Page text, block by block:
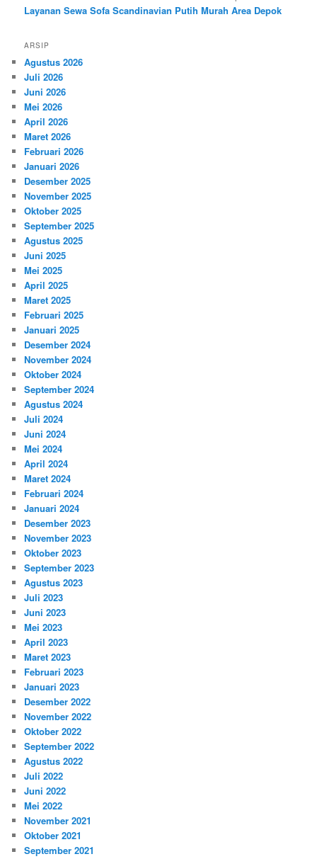
Layanan Sewa Sofa Scandinavian Putih Murah Area Depok
ARSIP
Agustus 2026
Juli 2026
Juni 2026
Mei 2026
April 2026
Maret 2026
Februari 2026
Januari 2026
Desember 2025
November 2025
Oktober 2025
September 2025
Agustus 2025
Juni 2025
Mei 2025
April 2025
Maret 2025
Februari 2025
Januari 2025
Desember 2024
November 2024
Oktober 2024
September 2024
Agustus 2024
Juli 2024
Juni 2024
Mei 2024
April 2024
Maret 2024
Februari 2024
Januari 2024
Desember 2023
November 2023
Oktober 2023
September 2023
Agustus 2023
Juli 2023
Juni 2023
Mei 2023
April 2023
Maret 2023
Februari 2023
Januari 2023
Desember 2022
November 2022
Oktober 2022
September 2022
Agustus 2022
Juli 2022
Juni 2022
Mei 2022
November 2021
Oktober 2021
September 2021